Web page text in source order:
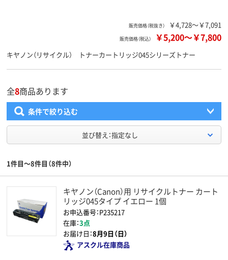
販売価格（税抜き） ￥4,728～￥7,091
販売価格（税込） ￥5,200～￥7,800
キヤノン（リサイクル） トナーカートリッジ045シリーズトナー
全8商品あります
条件で絞り込む
並び替え：指定なし
1件目～8件目（8件中）
キヤノン（Canon）用 リサイクルトナー カート
リッジ045タイプ イエロー 1個
お申込番号：P235217
在庫：3点
お届け日：8月9日（日）
アスクル在庫商品